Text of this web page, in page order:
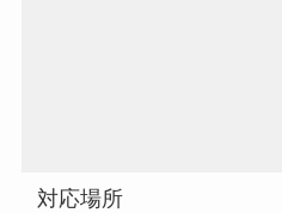
対応場所